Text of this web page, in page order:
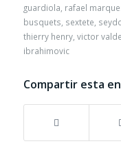
guardiola, rafael
busquets, sextete,
thierry henry, victor
ibrahimovic
Compartir esta